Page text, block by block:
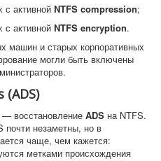
с активной NTFS compression;
с активной NTFS encryption.
и старых корпоративных
могли быть включены
восстановление ADS на NTFS.
почти незаметны, но в
чаще, чем кажется:
метками происхождения